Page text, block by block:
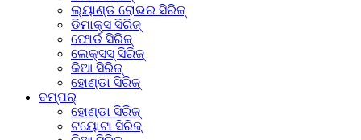
ଲ୍ୟାଣ୍ଡ ରୋଭର ସିରିଜ୍
ଡିମାକ୍ସ ସିରିଜ୍
ଫୋର୍ଡ ସିରିଜ୍
ଲେକ୍ସସ୍ ସିରିଜ୍
କିଆ ସିରିଜ୍
ହୋଣ୍ଡା ସିରିଜ୍
ବମ୍ପର୍
ହୋଣ୍ଡା ସିରିଜ୍
ଟୟୋଟା ସିରିଜ୍